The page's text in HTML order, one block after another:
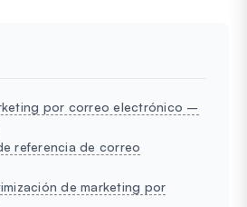
por correo electrónico –
referencia de correo
de marketing por